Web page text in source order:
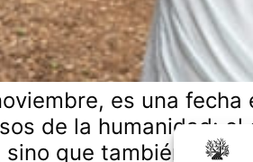
es una
de la humanidad:
que también